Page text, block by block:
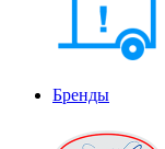
Бренды